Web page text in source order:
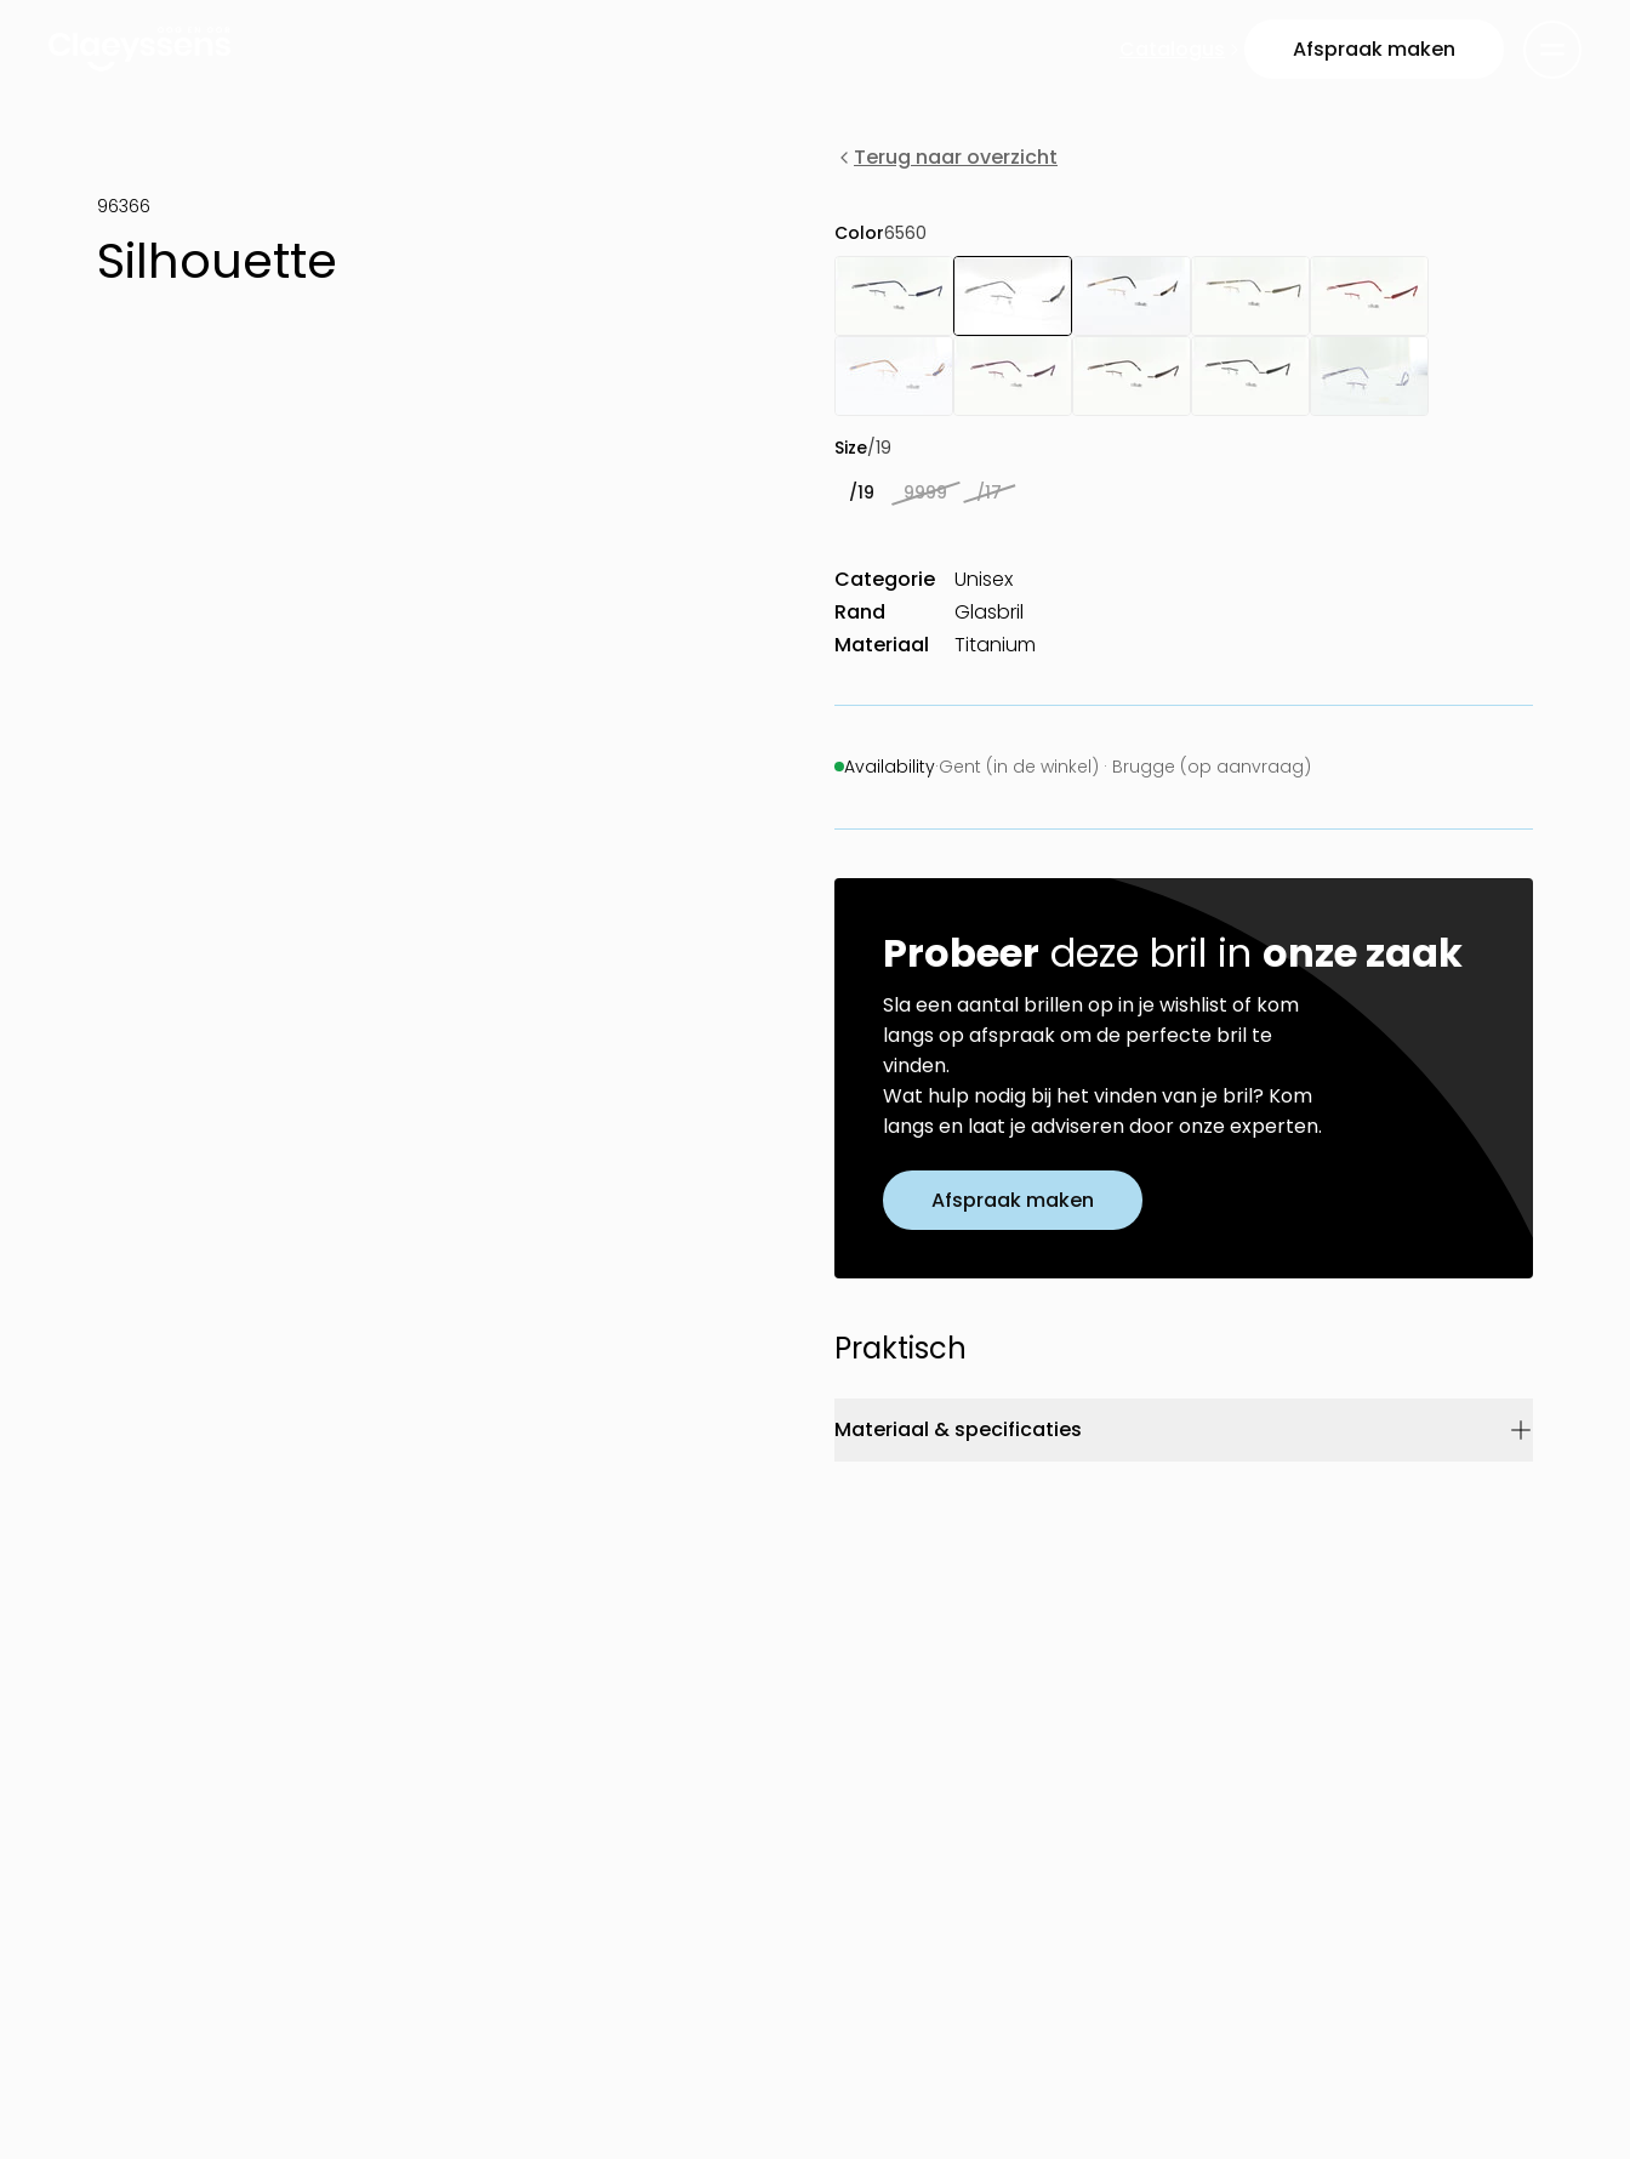
Afspraak maken
96366
Silhouette
Terug naar overzicht
Color6560
Size/19
/19
9999 /17
Categorie
Unisex
Rand
Glasbril
Materiaal
Titanium
Availability·Gent (in de winkel) · Brugge (op aanvraag)
Probeer deze bril inonze zaak
Sla een aantal brillen op in je wishlist of kom
langs op afspraak om de perfecte bril te
vinden.
Wat hulp nodig bij het vinden van je bril? Kom
langs en laat je adviseren door onze experten.
Afspraak maken
Praktisch
Materiaal & specificaties